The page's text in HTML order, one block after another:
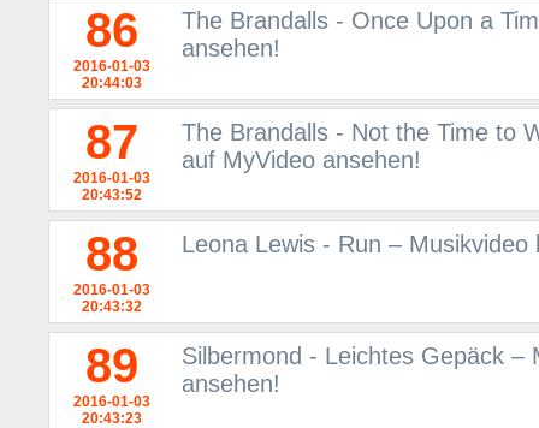
86
2016-01-03
20:44:03
The Brandalls - Once Upon a
ansehen!
87
2016-01-03
20:43:52
The Brandalls - Not the Time to
auf MyVideo ansehen!
88
2016-01-03
20:43:32
Leona Lewis - Run –
89
2016-01-03
20:43:23
Silbermond - Leichtes Gepäck –
ansehen!